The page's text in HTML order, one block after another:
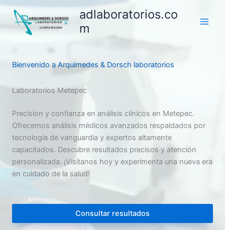
Ir
contenido
adlaboratorios.co
m
Bienvenido a Arquimedes & Dorsch laboratorios
Laboratorios Metepec
Precision y confianza en análisis clínicos en Metepec.
Ofrecemos análisis médicos avanzados respaldados por
tecnología de vanguardia y expertos altamente
capacitados. Descubre resultados precisos y atención
personalizada. ¡Visítanos hoy y experimenta una nueva era
en cuidado de la salud!
Consultar resultados